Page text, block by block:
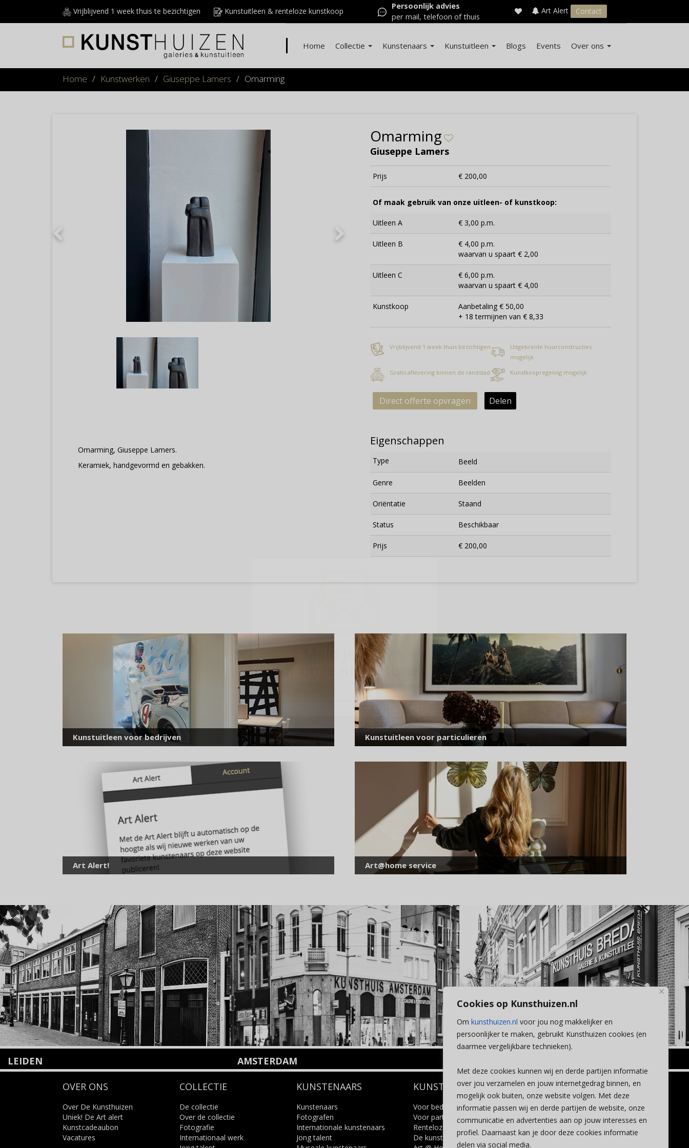
Cookies op Kunsthuizen.nl
Om kunsthuizen.nl voor jou nog makkelijker en
persoonlijker te maken, gebruikt Kunsthuizen cookies (en
daarmee vergelijkbare technieken).
Met deze cookies kunnen wij en derde partijen informatie
over jou verzamelen en jouw internetgedrag binnen, en
mogelijk ook buiten, onze website volgen. Met deze
informatie passen wij en derde partijen de website, onze
communicatie en advertenties aan op jouw interesses en
profiel. Daarnaast kan je door deze cookies informatie
delen via social media.
Vrijblijvend 1 week thuis te bezichtigen Kunstuitleen & renteloze kunstkoop
Persoonlijk advies
per mail, telefoon of thuis
Art Alert Contact
Home Collectie Kunstenaars Kunstuitleen Blogs Events Over ons
Home / Kunstwerken / Giuseppe Lamers / Omarming
Omarming, Giuseppe Lamers.
Keramiek, handgevormd en gebakken.
Omarming
Giuseppe Lamers
Prijs € 200,00
Of maak gebruik van onze uitleen- of kunstkoop:
Uitleen A € 3,00 p.m.
Uitleen B
€ 4,00 p.m.
waarvan u spaart € 2,00
Uitleen C
€ 6,00 p.m.
waarvan u spaart € 4,00
Kunstkoop
Aanbetaling € 50,00
+ 18 termijnen van € 8,33
Vrijblijvend 1 week thuis bezichtigen
Uitgebreide huurconstructies
mogelijk
Gratis aflevering binnen de randstad
Kunstkoopregeling mogelijk
Direct offerte opvragen Delen
Eigenschappen
Type Beeld
Genre Beelden
Oriëntatie Staand
Status Beschikbaar
Prijs € 200,00
Kunstuitleen voor bedrijven Kunstuitleen voor particulieren
Art Alert! Art@home service
LEIDEN
info@kunsthuisleiden.nl
AMSTERDAM
1075 VX Amsterdam
info@kunsthuisamsterdam.nl
Lees meer
Wilhelminastraat 11
4818 SB Breda
+31 (0)76 5221309
info@kunsthuisbreda.nl
Lees meer
OVER ONS
Over De Kunsthuizen
Uniek! De Art alert
Kunstcadeaubon
Vacatures
COLLECTIE
De collectie
Over de collectie
Fotografie
Internationaal werk
KUNSTENAARS
Kunstenaars
Fotografen
Internationale kunstenaars
Jong talent
KUNSTUITLEEN
Voor bedrijven
Voor particulieren
Renteloze kunstkoop
De kunstcadeaubon
CONTACT
Contact
Leiden
Amsterdam
Breda
Meld je aan
voor onze nieuwsbrief
E-
mailadres